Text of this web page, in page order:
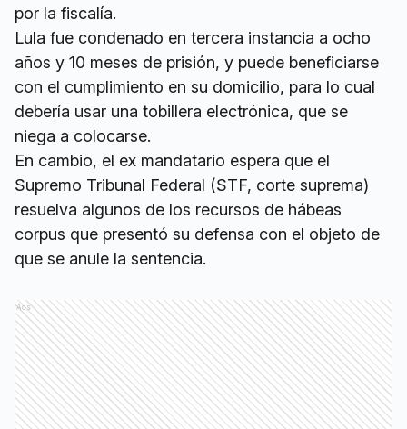
por la fiscalía.
Lula fue condenado en tercera instancia a ocho
años y 10 meses de prisión, y puede beneficiarse
con el cumplimiento en su domicilio, para lo cual
debería usar una tobillera electrónica, que se
niega a colocarse.
En cambio, el ex mandatario espera que el
Supremo Tribunal Federal (STF, corte suprema)
resuelva algunos de los recursos de hábeas
corpus que presentó su defensa con el objeto de
que se anule la sentencia.
Ads